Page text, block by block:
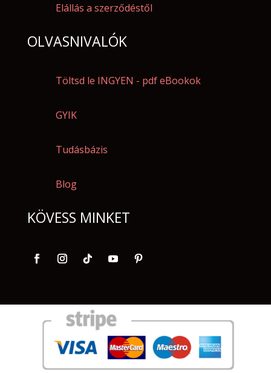
Elállás a szerződéstől
OLVASNIVALÓK
Töltsd le INGYEN - pdf eBookok
GYIK
Tudásbázis
Blog
KÖVESS MINKET